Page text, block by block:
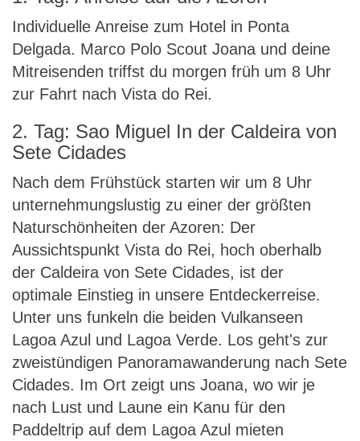
Individuelle Anreise zum Hotel in Ponta
Delgada. Marco Polo Scout Joana und deine
Mitreisenden triffst du morgen früh um 8 Uhr
zur Fahrt nach Vista do Rei.
2. Tag: Sao Miguel In der Caldeira von
Sete Cidades
Nach dem Frühstück starten wir um 8 Uhr
unternehmungslustig zu einer der größten
Naturschönheiten der Azoren: Der
Aussichtspunkt Vista do Rei, hoch oberhalb
der Caldeira von Sete Cidades, ist der
optimale Einstieg in unsere Entdeckerreise.
Unter uns funkeln die beiden Vulkanseen
Lagoa Azul und Lagoa Verde. Los geht's zur
zweistündigen Panoramawanderung nach Sete
Cidades. Im Ort zeigt uns Joana, wo wir je
nach Lust und Laune ein Kanu für den
Paddeltrip auf dem Lagoa Azul mieten